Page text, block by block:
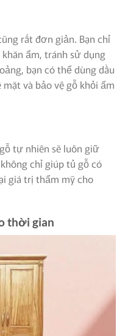
rất đơn giản. Bạn chỉ
ẩm, tránh sử dụng
bạn có thể dùng dầu
và bảo vệ gỗ khỏi ẩm
tự nhiên sẽ luôn giữ
chỉ giúp tủ gỗ có
giá trị thẩm mỹ cho
thời gian